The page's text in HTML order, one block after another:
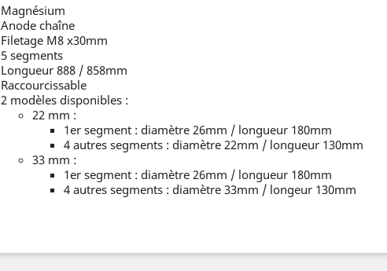
Magnésium
Anode chaîne
Filetage M8 x30mm
5 segments
Longueur 888 / 858mm
Raccourcissable
2 modèles disponibles :
22 mm :
1er segment : diamètre 26mm / longueur 180mm
4 autres segments : diamètre 22mm / longueur 130mm
33 mm :
1er segment : diamètre 26mm / longueur 180mm
4 autres segments : diamètre 33mm / longeur 130mm